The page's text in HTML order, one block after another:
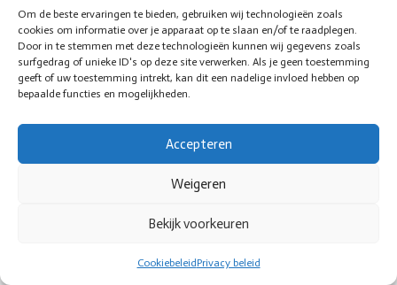
Om de beste ervaringen te bieden, gebruiken wij technologieën zoals
cookies om informatie over je apparaat op te slaan en/of te raadplegen.
Door in te stemmen met deze technologieën kunnen wij gegevens zoals
surfgedrag of unieke ID's op deze site verwerken. Als je geen toestemming
geeft of uw toestemming intrekt, kan dit een nadelige invloed hebben op
bepaalde functies en mogelijkheden.
Accepteren
Weigeren
Bekijk voorkeuren
CookiebeleidPrivacy beleid
© 2026 Cirkeltoezicht